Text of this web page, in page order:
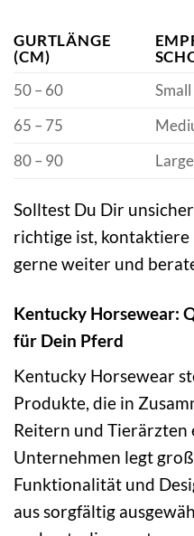
GURTLÄNGE
(CM)
50 – 60
Small
65 – 75
80 – 90
Large
Solltest Du Dir
richtige ist,
gerne weiter und
Kentucky Horsewear:
für Dein Pferd
Kentucky Horsewear
Produkte, die in
Reitern und
Unternehmen legt
Funktionalität und
aus sorgfältig